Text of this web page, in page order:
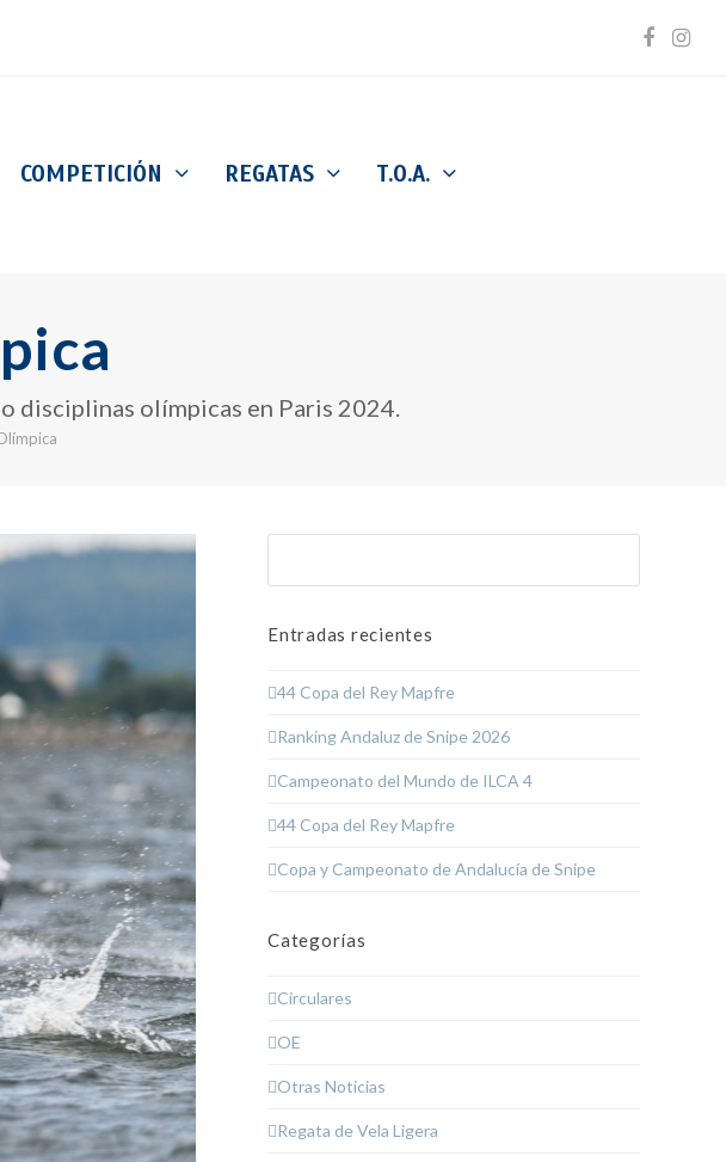
COMPETICIÓN REGATAS T.O.A.
disciplinas olímpicas en Paris 2024.
Entradas recientes
44 Copa del Rey Mapfre
Ranking Andaluz de Snipe 2026
Campeonato del Mundo de ILCA 4
44 Copa del Rey Mapfre
Copa y Campeonato de Andalucía de Snipe
Categorías
Circulares
OE
Otras Noticias
Regata de Vela Ligera